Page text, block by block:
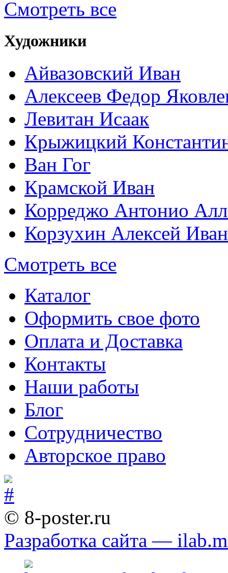
Смотреть все
Художники
Айвазовский Иван
Алексеев Федор
Левитан Исаак
Крыжицкий
Ван Гог
Крамской Иван
Корреджо Антонио
Корзухин Алексей
Смотреть все
Каталог
Оформить свое фото
Оплата и Доставка
Контакты
Наши работы
Блог
Сотрудничество
Авторское право
© 8-poster.ru
Разработка сайта —